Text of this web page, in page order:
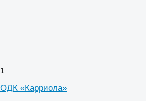
1
ОДК «Карриола»